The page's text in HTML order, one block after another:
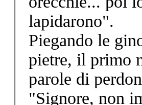
lapidarono".
Piegando le
pietre, il primo
parole di
"Signore, non